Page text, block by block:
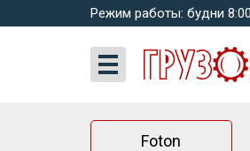
Режим работы: будни
Foton